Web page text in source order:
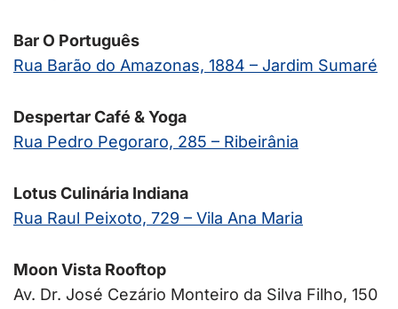
Bar O Português
Rua Barão do Amazonas, 1884 – Jardim Sumaré
Despertar Café & Yoga
Rua Pedro Pegoraro, 285 – Ribeirânia
Lotus Culinária Indiana
Rua Raul Peixoto, 729 – Vila Ana Maria
Moon Vista Rooftop
Av. Dr. José Cezário Monteiro da Silva Filho, 150